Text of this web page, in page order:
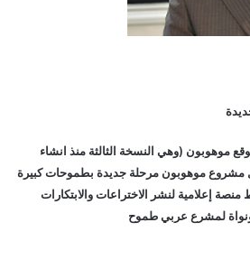
موهوبون (وهي النسخة الثالثة منذ انشاء
العام 2007) يدخل مشروع موهوبون مرحلة جديدة بطموحات كبيرة
إعلامية لنشر الاختراعات والابتكارات
ونواة لمشرع عربي طموح